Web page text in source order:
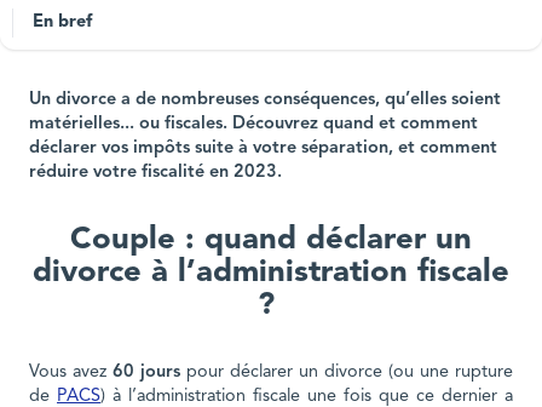
En bref
Un divorce a de nombreuses conséquences, qu’elles soient
matérielles... ou fiscales. Découvrez quand et comment
déclarer vos impôts suite à votre séparation, et comment
réduire votre fiscalité en 2023.
Couple : quand déclarer un
divorce à l’administration fiscale
?
Vous avez 60 jours pour déclarer un divorce (ou une rupture
de PACS) à l’administration fiscale une fois que ce dernier a